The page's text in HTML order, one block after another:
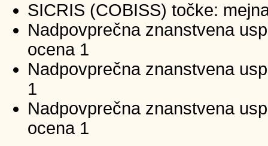
SICRIS (COBISS) točke:
Nadpovprečna znanstvena
ocena 1
Nadpovprečna znanstvena
1
Nadpovprečna znanstvena
ocena 1